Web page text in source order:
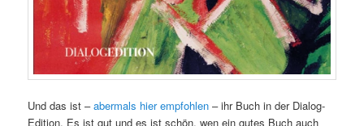
Und das ist –abermals hier empfohlen – ihr Buch in der Dialog-
Edition. Es ist gut und es ist schön, wen ein gutes Buch auch